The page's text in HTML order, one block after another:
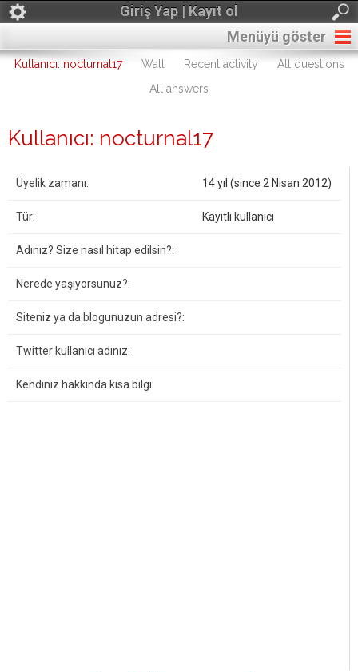
Giriş Yap | Kayıt ol
Menüyü göster
Kullanıcı: nocturnal17 Wall Recent activity
All questions
All answers
Kullanıcı: nocturnal17
Üyelik zamanı: 14 yıl (since 2 Nisan 2012)
Tür: Kayıtlı kullanıcı
Adınız? Size nasıl hitap edilsin?:
Nerede yaşıyorsunuz?:
Siteniz ya da blogunuzun adresi?:
Twitter kullanıcı adınız:
Kendiniz hakkında kısa bilgi: